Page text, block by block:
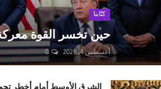
كتّابنا
حين تخسر القوة
أغسطس 4, 2026 0
الشرق الأوسط أمام أخطر